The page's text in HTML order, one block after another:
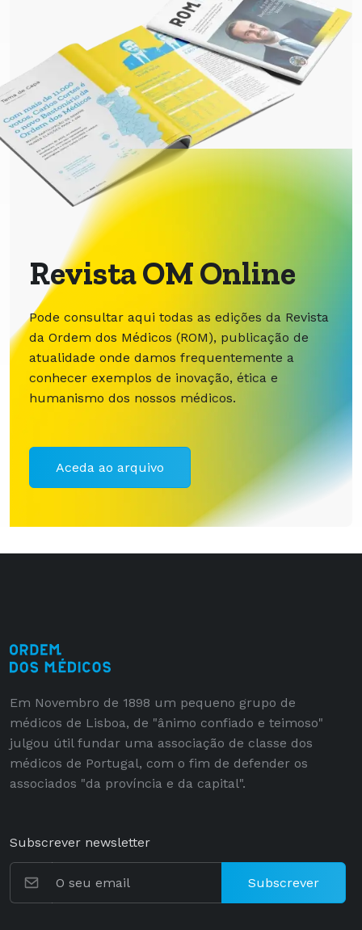
Revista OM Online
Pode consultar aqui todas as edições da Revista
da Ordem dos Médicos (ROM), publicação de
atualidade onde damos frequentemente a
conhecer exemplos de inovação, ética e
humanismo dos nossos médicos.
Aceda ao arquivo
Em Novembro de 1898 um pequeno grupo de
médicos de Lisboa, de "ânimo confiado e teimoso"
julgou útil fundar uma associação de classe dos
médicos de Portugal, com o fim de defender os
associados "da província e da capital".
Subscrever newsletter
Subscrever